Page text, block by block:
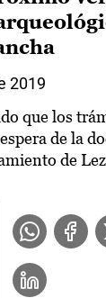
2019
que los
de la
de